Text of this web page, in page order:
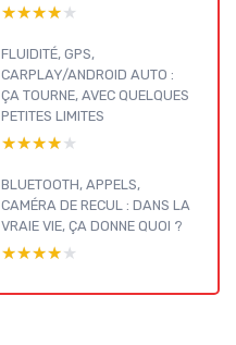
★★★★★
★★★★★
FLUIDITÉ, GPS,
CARPLAY/ANDROID AUTO :
ÇA TOURNE, AVEC QUELQUES
PETITES LIMITES
★★★★★
★★★★★
BLUETOOTH, APPELS,
CAMÉRA DE RECUL : DANS LA
VRAIE VIE, ÇA DONNE QUOI ?
★★★★★
★★★★★